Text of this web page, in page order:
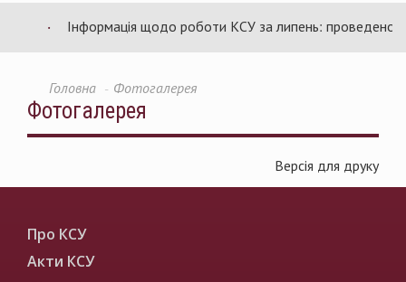
Інформація щодо роботи КСУ за липень: проведено
Головна Фотогалерея
Фотогалерея
Версія для друку
Про КСУ
Акти КСУ